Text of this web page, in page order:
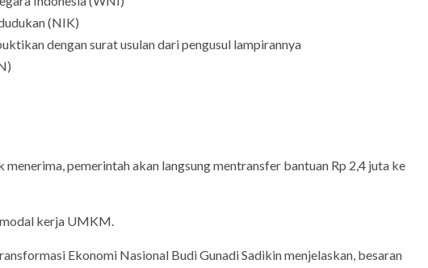
(NIK)
dengan surat usulan dari pengusul lampirannya
pemerintah akan langsung mentransfer bantuan Rp 2,4 juta ke
kerja UMKM.
Ekonomi Nasional Budi Gunadi Sadikin menjelaskan, besaran